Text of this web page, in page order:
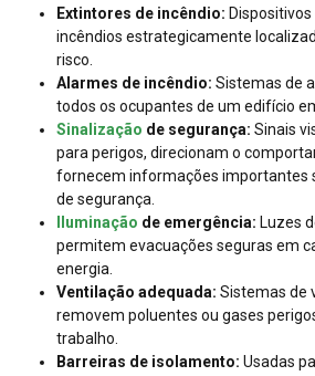
Extintores de incêndio:
incêndios estrategicamente
risco.
Alarmes de incêndio: Sistemas de
todos os ocupantes de um edifício
Sinalização de segurança: Sinais
para perigos, direcionam o
fornecem informações importantes
de segurança.
Iluminação de emergência: Luzes
permitem evacuações seguras em
energia.
Ventilação adequada: Sistemas de
removem poluentes ou gases
trabalho.
Barreiras de isolamento: Usadas